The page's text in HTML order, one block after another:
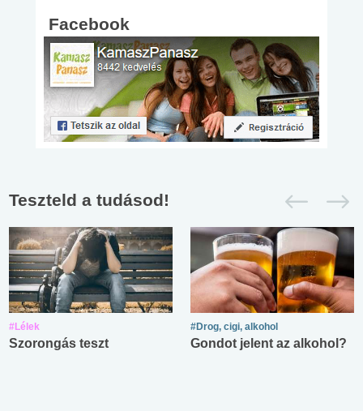
Facebook
Teszteld a tudásod!
#Lélek
Szorongás teszt
#Drog, cigi, alkohol
Gondot jelent az alkohol?